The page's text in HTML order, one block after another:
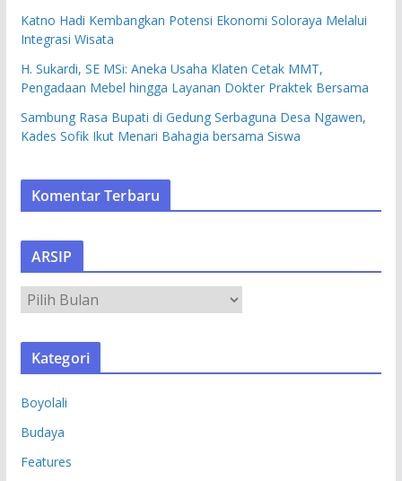
Katno Hadi Kembangkan Potensi Ekonomi Soloraya Melalui
Integrasi Wisata
H. Sukardi, SE MSi: Aneka Usaha Klaten Cetak MMT,
Pengadaan Mebel hingga Layanan Dokter Praktek Bersama
Sambung Rasa Bupati di Gedung Serbaguna Desa Ngawen,
Kades Sofik Ikut Menari Bahagia bersama Siswa
Komentar Terbaru
ARSIP
R
S
Kategori
Boyolali
Budaya
Features